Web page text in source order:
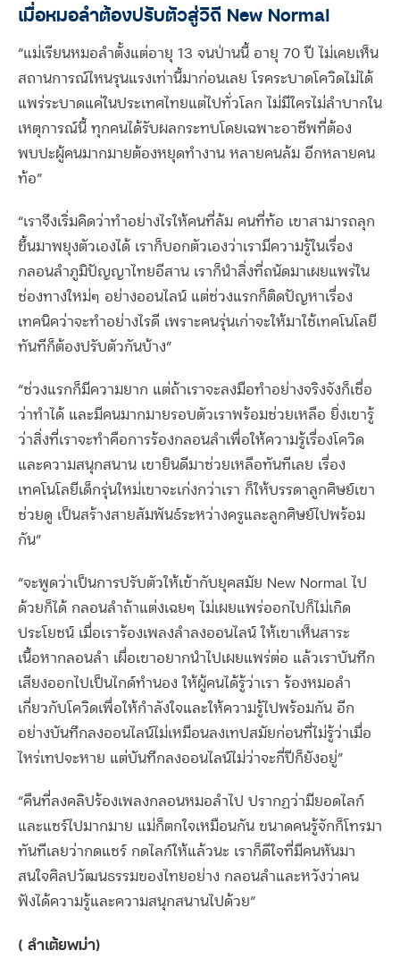
เมื่อหมอลำต้องปรับตัวสู่วิถี New Normal
“แม่เรียนหมอลำตั้งแต่อายุ 13 จนป่านนี้ อายุ 70 ปี ไม่เคยเห็น
สถานการณ์ไหนรุนแรงเท่านี้มาก่อนเลย โรคระบาดโควิดไม่ได้
แพร่ระบาดแค่ในประเทศไทยแต่ไปทั่วโลก ไม่มีใครไม่ลำบากใน
เหตุการณ์นี้ ทุกคนได้รับผลกระทบโดยเฉพาะอาชีพที่ต้อง
พบปะผู้คนมากมายต้องหยุดทำงาน หลายคนล้ม อีกหลายคน
ท้อ”
“เราจึงเริ่มคิดว่าทำอย่างไรให้คนที่ล้ม คนที่ท้อ เขาสามารถลุก
ขึ้นมาพยุงตัวเองได้ เราก็บอกตัวเองว่าเรามีความรู้ในเรื่อง
กลอนลำภูมิปัญญาไทยอีสาน เราก็นำสิ่งที่ถนัดมาเผยแพร่ใน
ช่องทางใหม่ๆ อย่างออนไลน์ แต่ช่วงแรกก็ติดปัญหาเรื่อง
เทคนิคว่าจะทำอย่างไรดี เพราะคนรุ่นเก่าจะให้มาใช้เทคโนโลยี
ทันทีก็ต้องปรับตัวกันบ้าง”
“ช่วงแรกก็มีความยาก แต่ถ้าเราจะลงมือทำอย่างจริงจังก็เชื่อ
ว่าทำได้ และมีคนมากมายรอบตัวเราพร้อมช่วยเหลือ ยิ่งเขารู้
ว่าสิ่งที่เราจะทำคือการร้องกลอนลำเพื่อให้ความรู้เรื่องโควิด
และความสนุกสนาน เขายินดีมาช่วยเหลือทันทีเลย เรื่อง
เทคโนโลยีเด็กรุ่นใหม่เขาจะเก่งกว่าเรา ก็ให้บรรดาลูกศิษย์เขา
ช่วยดู เป็นสร้างสายสัมพันธ์ระหว่างครูและลูกศิษย์ไปพร้อม
กัน”
“จะพูดว่าเป็นการปรับตัวให้เข้ากับยุคสมัย New Normal ไป
ด้วยก็ได้ กลอนลำถ้าแต่งเฉยๆ ไม่เผยแพร่ออกไปก็ไม่เกิด
ประโยชน์ เมื่อเราร้องเพลงลำลงออนไลน์ ให้เขาเห็นสาระ
เนื้อหากลอนลำ เผื่อเขาอยากนำไปเผยแพร่ต่อ แล้วเราบันทึก
เสียงออกไปเป็นไกด์ทำนอง ให้ผู้คนได้รู้ว่าเรา ร้องหมอลำ
เกี่ยวกับโควิดเพื่อให้กำลังใจและให้ความรู้ไปพร้อมกัน อีก
อย่างบันทึกลงออนไลน์ไม่เหมือนลงเทปสมัยก่อนที่ไม่รู้ว่าเมื่อ
ไหร่เทปจะหาย แต่บันทึกลงออนไลน์ไม่ว่าจะกี่ปีก็ยังอยู่”
“คืนที่ลงคลิปร้องเพลงกลอนหมอลำไป ปรากฏว่ามียอดไลก์
และแชร์ไปมากมาย แม่ก็ตกใจเหมือนกัน ขนาดคนรู้จักก็โทรมา
ทันทีเลยว่ากดแชร์ กดไลก์ให้แล้วนะ เราก็ดีใจที่มีคนหันมา
สนใจศิลปวัฒนธรรมของไทยอย่าง กลอนลำและหวังว่าคน
ฟังได้ความรู้และความสนุกสนานไปด้วย”
( ลำเต้ยพม่า)